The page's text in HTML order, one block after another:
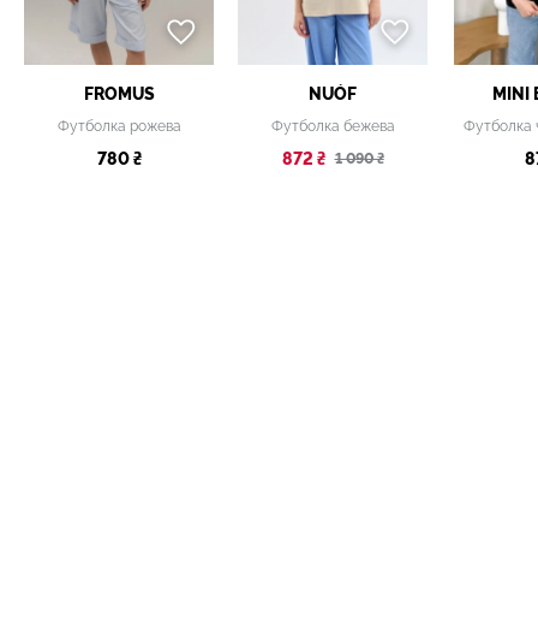
FROMUS
Футболка рожева
780 ₴
NUÓF
Футболка бежева
872 ₴ 1 090 ₴
MINI